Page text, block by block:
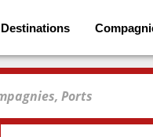
Destinations